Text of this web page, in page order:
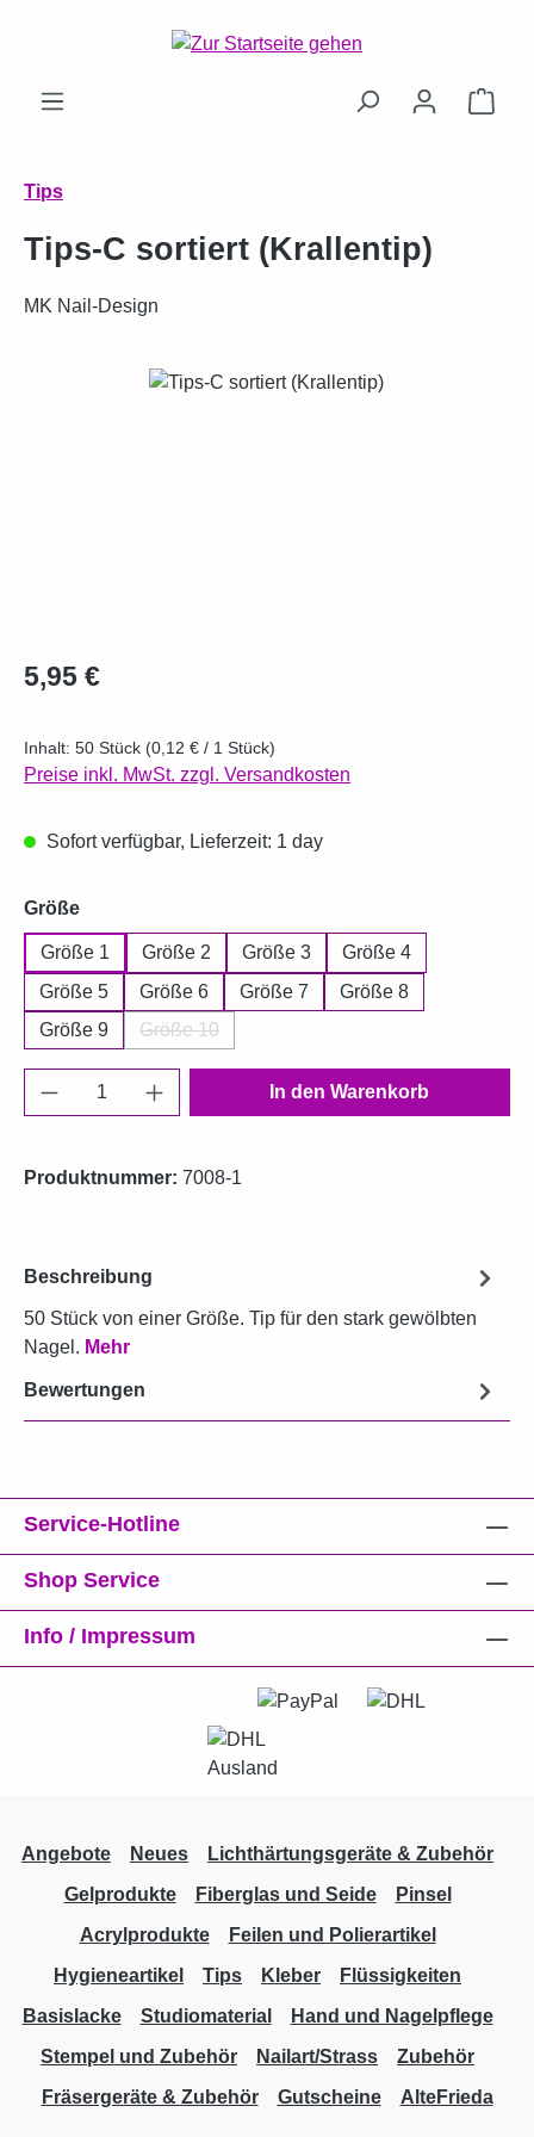
Zum Hauptinhalt springen
Tips
Tips-C sortiert (Krallentip)
MK Nail-Design
Bildergalerie überspringen
Regulärer Preis:
5,95 €
Inhalt: 50 Stück (0,12 € / 1 Stück)
Preise inkl. MwSt. zzgl. Versandkosten
Sofort verfügbar, Lieferzeit: 1 day
Größeauswählen
Größe 1 Größe 2 Größe 3
Größe 4
Größe 5
Größe 6 Größe 7
Größe 8
Größe 9
Größe 10
(Diese Option ist zurzeit nicht verfügbar.)
Produkt Anzahl: Gib den gewünschten
In den Warenkorb
Produktnummer: 7008-1
Beschreibung
50 Stück von einer Größe. Tip für den stark gewölbten
Nagel. Mehr
Bewertungen
Service-Hotline
Shop Service
Info / Impressum
Angebote Neues
Lichthärtungsgeräte & Zubehör
Gelprodukte
Fiberglas und Seide
Pinsel
Acrylprodukte
Feilen und Polierartikel
Hygieneartikel
Tips Kleber
Flüssigkeiten
Basislacke
Studiomaterial
Hand und Nagelpflege
Stempel und Zubehör
Nailart/Strass
Zubehör
Fräsergeräte & Zubehör
Gutscheine AlteFrieda